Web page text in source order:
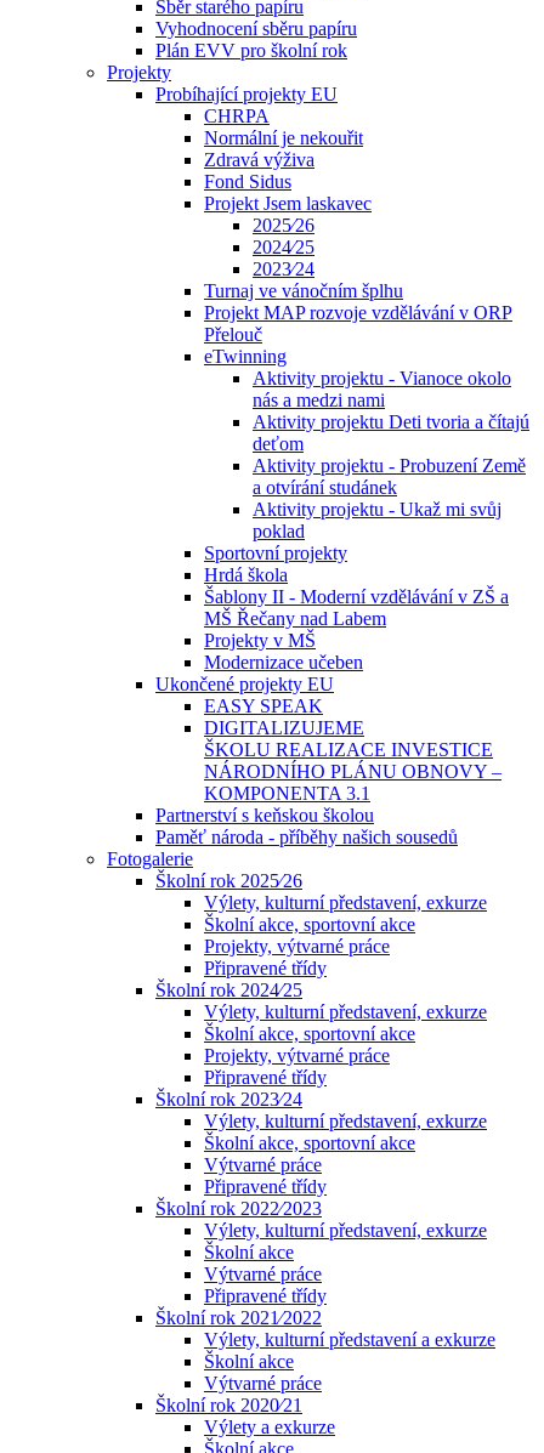
Sběr starého papíru
Vyhodnocení sběru papíru
Plán EVV pro školní rok
Projekty
Probíhající projekty EU
CHRPA
Normální je nekouřit
Zdravá výživa
Fond Sidus
Projekt Jsem laskavec
2025⁄26
2024⁄25
2023⁄24
Turnaj ve vánočním šplhu
Projekt MAP rozvoje vzdělávání v ORP
Přelouč
eTwinning
Aktivity projektu - Vianoce okolo
nás a medzi nami
Aktivity projektu Deti tvoria a čítajú
deťom
Aktivity projektu - Probuzení Země
a otvírání studánek
Aktivity projektu - Ukaž mi svůj
poklad
Sportovní projekty
Hrdá škola
Šablony II - Moderní vzdělávání v ZŠ a
MŠ Řečany nad Labem
Projekty v MŠ
Modernizace učeben
Ukončené projekty EU
EASY SPEAK
DIGITALIZUJEME
ŠKOLU REALIZACE INVESTICE
NÁRODNÍHO PLÁNU OBNOVY –
KOMPONENTA 3.1
Partnerství s keňskou školou
Paměť národa - příběhy našich sousedů
Fotogalerie
Školní rok 2025⁄26
Výlety, kulturní představení, exkurze
Školní akce, sportovní akce
Projekty, výtvarné práce
Připravené třídy
Školní rok 2024⁄25
Výlety, kulturní představení, exkurze
Školní akce, sportovní akce
Projekty, výtvarné práce
Připravené třídy
Školní rok 2023⁄24
Výlety, kulturní představení, exkurze
Školní akce, sportovní akce
Výtvarné práce
Připravené třídy
Školní rok 2022⁄2023
Výlety, kulturní představení, exkurze
Školní akce
Výtvarné práce
Připravené třídy
Školní rok 2021⁄2022
Výlety, kulturní představení a exkurze
Školní akce
Výtvarné práce
Školní rok 2020⁄21
Výlety a exkurze
Školní akce